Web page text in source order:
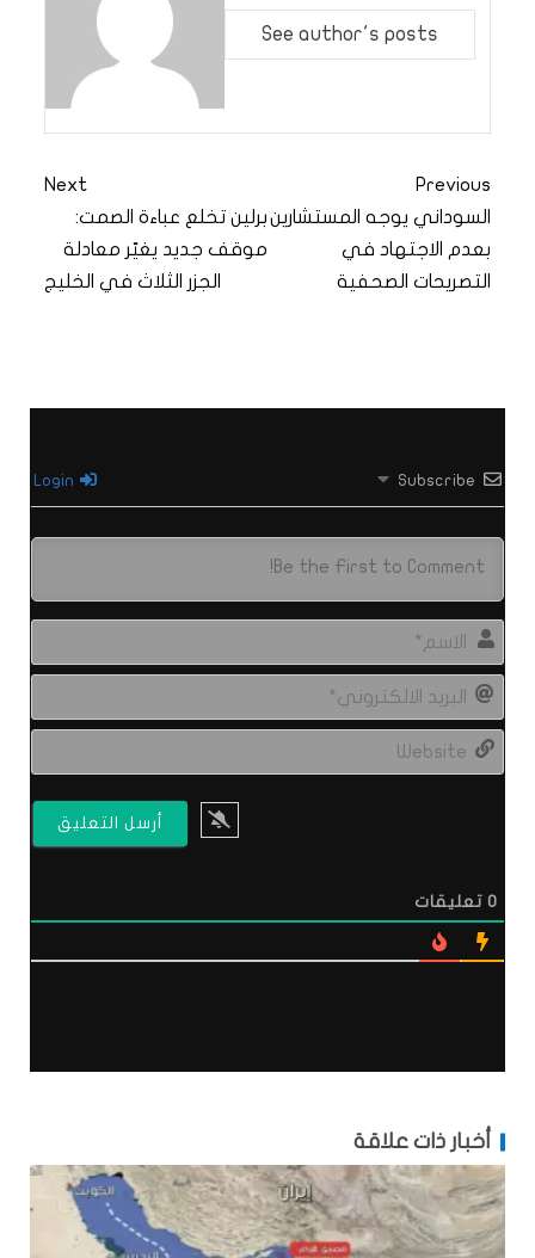
See author's posts
Previous
السوداني يوجه المستشارين
بعدم الاجتهاد في
التصريحات الصحفية
Next
برلين تخلع عباءة الصمت:
موقف جديد يغيّر معادلة
الجزر الثلاث في الخليج
Subscribe
0 تعليقات
أخبار ذات علاقة